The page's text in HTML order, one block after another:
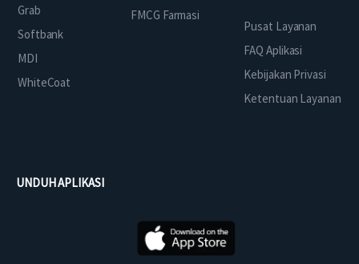
Grab
Softbank
MDI
WhiteCoat
FMCG Farmasi
Pusat Layanan
FAQ Aplikasi
Kebijakan Privasi
Ketentuan Layanan
UNDUH APLIKASI